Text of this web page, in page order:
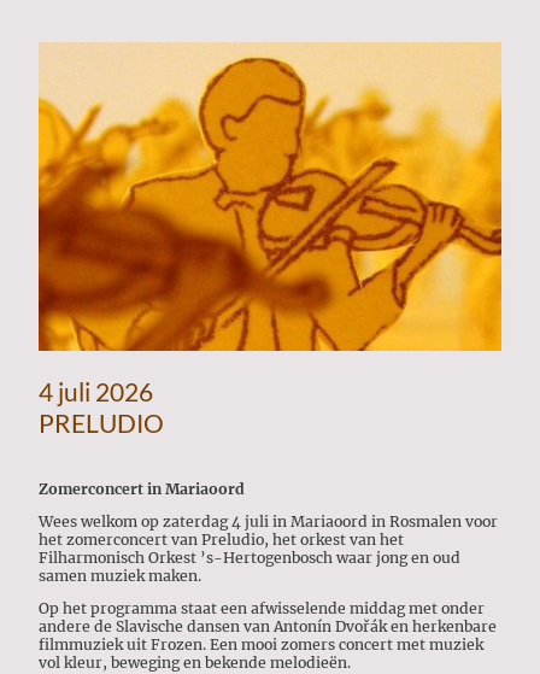
4 juli 2026
PRELUDIO
Zomerconcert in Mariaoord
Wees welkom op zaterdag 4 juli in Mariaoord in Rosmalen voor
het zomerconcert van Preludio, het orkest van het
Filharmonisch Orkest ’s-Hertogenbosch waar jong en oud
samen muziek maken.
Op het programma staat een afwisselende middag met onder
andere de Slavische dansen van Antonín Dvořák en herkenbare
filmmuziek uit Frozen. Een mooi zomers concert met muziek
vol kleur, beweging en bekende melodieën.